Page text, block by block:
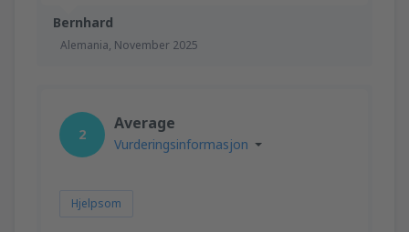
Bernhard
Alemania, November 2025
2
Average
Vurderingsinformasjon
Hjelpsom